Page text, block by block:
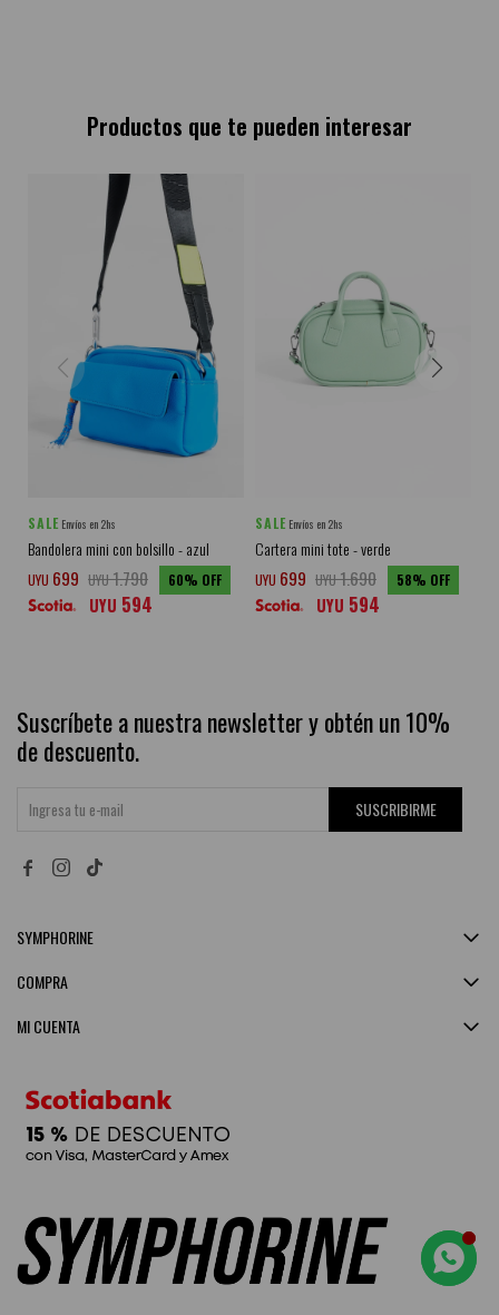
Productos que te pueden interesar
SALE Envíos en 2hs
Bandolera mini con bolsillo - azul
UYU 699 UYU1.790 60
UYU 594
SALE Envíos en 2hs
Cartera mini tote - verde
UYU 699 UYU1.690 58
UYU 594
Suscríbete a nuestra newsletter y obtén un 10%
de descuento.
SUSCRIBIRME
 
SYMPHORINE
MI CUENTA
COMPRA